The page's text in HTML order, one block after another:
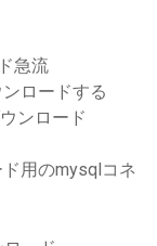
急流
ロードする
ンロード
用のmysqlコネ